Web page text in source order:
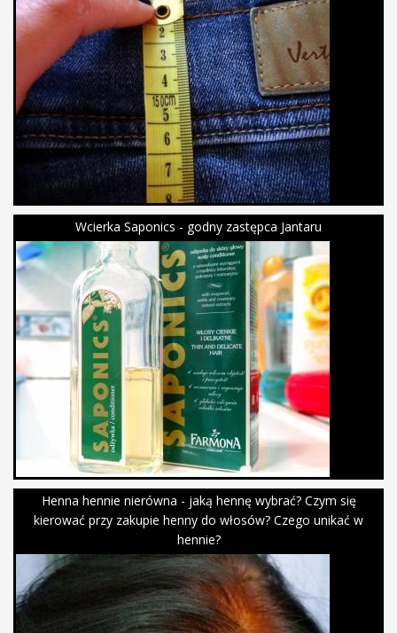
Wcierka Saponics - godny zastępca Jantaru
Henna hennie nierówna - jaką hennę wybrać? Czym się
kierować przy zakupie henny do włosów? Czego unikać w
hennie?